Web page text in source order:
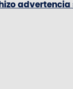
advertencia